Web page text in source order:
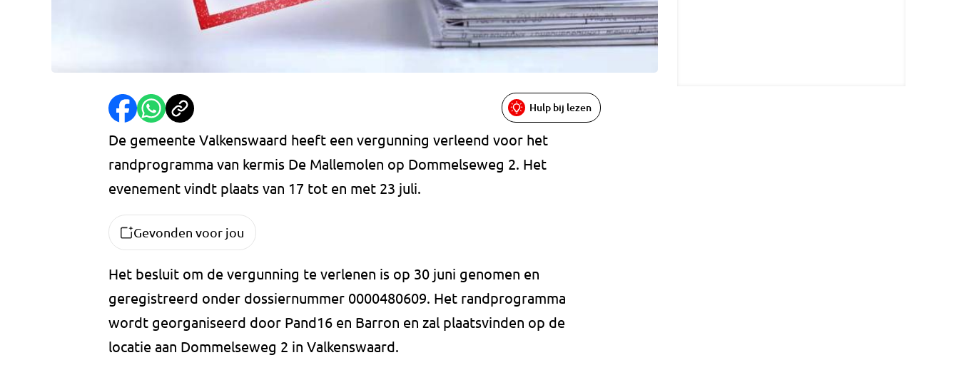
Hulp bij lezen
De gemeente Valkenswaard heeft een vergunning verleend voor het
randprogramma van kermis De Mallemolen op Dommelseweg 2. Het
evenement vindt plaats van 17 tot en met 23 juli.
Gevonden voor jou
Het besluit om de vergunning te verlenen is op 30 juni genomen en
geregistreerd onder dossiernummer 0000480609. Het randprogramma
wordt georganiseerd door Pand16 en Barron en zal plaatsvinden op de
locatie aan Dommelseweg 2 in Valkenswaard.